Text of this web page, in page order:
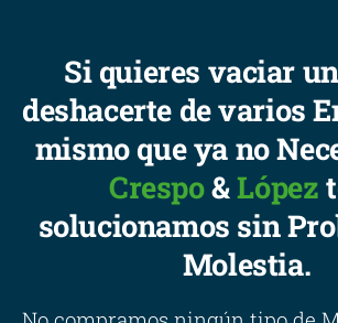
Si quieres vaciar
deshacerte de varios
mismo que ya no
Crespo&López
solucionamos sin
Molestia.